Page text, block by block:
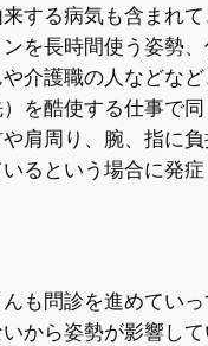
する病気も含まれ
を長時間使う姿勢
介護職の人などな
を酷使する仕事で
肩周り、腕、指に
るという場合に発症
も問診を進めてい
から姿勢が影響し